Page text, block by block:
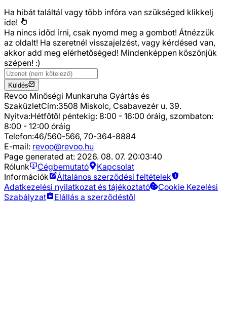
Ha hibát találtál vagy több infóra van szükséged klikkelj
ide!
Ha nincs időd írni, csak nyomd meg a gombot! Átnézzük
az oldalt! Ha szeretnél visszajelzést, vagy kérdésed van,
akkor add meg elérhetőséged! Mindenképpen köszönjük
szépen! :)
Küldés
Revoo Minőségi Munkaruha Gyártás és
SzaküzletCím:3508 Miskolc, Csabavezér u. 39.
Nyitva:Hétfőtől péntekig: 8:00 - 16:00 óráig, szombaton:
8:00 - 12:00 óráig
Telefon:46/560-566, 70-364-8884
E-mail: revoo@revoo.hu
Page generated at: 2026. 08. 07. 20:03:40
Rólunk
Cégbemutató
Kapcsolat
Információk
Általános szerződési feltételek
Adatkezelési nyilatkozat és tájékoztató
Cookie Kezelési
Szabályzat
Elállás a szerződéstől